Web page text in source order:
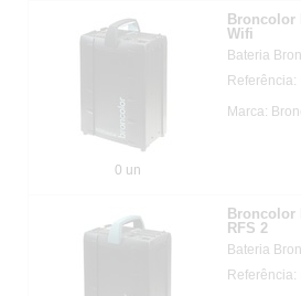
0 un
Broncolor
Wifi
Bateria
Marca:
Broncolor
RFS 2
Bateria